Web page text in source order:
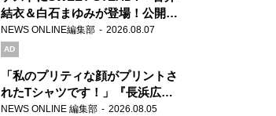
結衣＆白石まゆみが登場！公開収
録で素顔全開！
NEWS ONLINE編集部 2026.08.07
「私のプリティな顔がプリントさ
れたTシャツです！」『長浜広奈
天下無双』初の番組グッズ発売
NEWS ONLINE 編集部 2026.08.05